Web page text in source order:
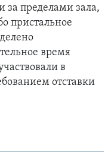
за пределами зала,
пристальное
время
в
отставки